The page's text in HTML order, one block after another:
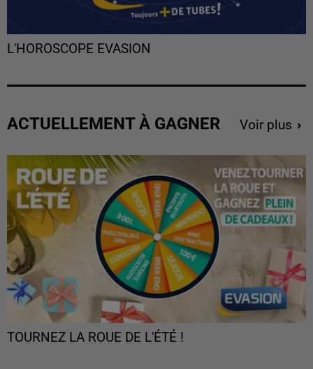
L'HOROSCOPE EVASION
ACTUELLEMENT À GAGNER Voir plus
TOURNEZ LA ROUE DE L'ÉTÉ !